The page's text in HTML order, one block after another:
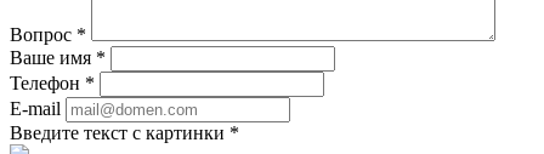
Вопрос *
Ваше имя *
Телефон *
E-mail
Введите текст с картинки *